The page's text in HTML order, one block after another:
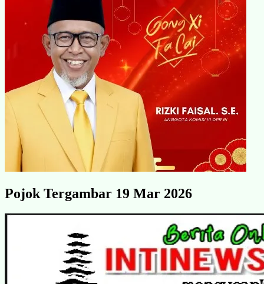
Pojok Tergambar 19 Mar 2026